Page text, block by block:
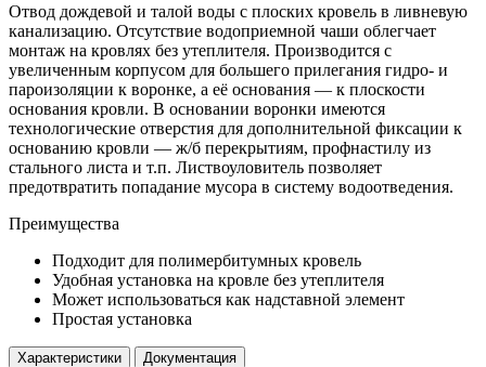
Отвод дождевой и талой воды с плоских кровель в ливневую
канализацию. Отсутствие водоприемной чаши облегчает
монтаж на кровлях без утеплителя. Производится с
увеличенным корпусом для большего прилегания гидро- и
пароизоляции к воронке, а её основания — к плоскости
основания кровли. В основании воронки имеются
технологические отверстия для дополнительной фиксации к
основанию кровли — ж/б перекрытиям, профнастилу из
стального листа и т.п. Листвоуловитель позволяет
предотвратить попадание мусора в систему водоотведения.
Преимущества
Подходит для полимербитумных кровель
Удобная установка на кровле без утеплителя
Может использоваться как надставной элемент
Простая установка
Характеристики Документация